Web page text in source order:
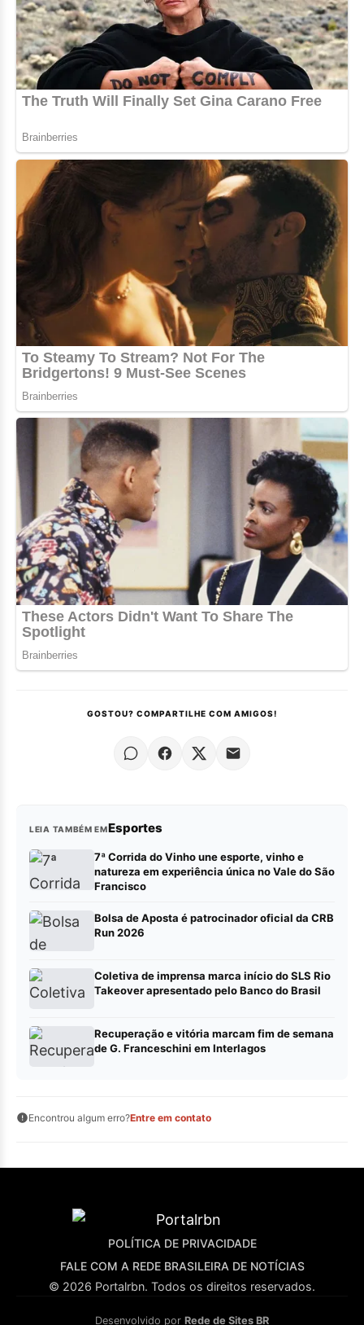
GOSTOU? COMPARTILHE COM AMIGOS!
LEIA TAMBÉM EMEsportes
7ª Corrida do Vinho une esporte, vinho e
natureza em experiência única no Vale do São
Francisco
Bolsa de Aposta é patrocinador oficial da CRB
Run 2026
Coletiva de imprensa marca início do SLS Rio
Takeover apresentado pelo Banco do Brasil
Recuperação e vitória marcam fim de semana
de G. Franceschini em Interlagos
Encontrou algum erro?Entre em contato
POLÍTICA DE PRIVACIDADE
FALE COM A REDE BRASILEIRA DE NOTÍCIAS
© 2026 Portalrbn. Todos os direitos reservados.
Desenvolvido por Rede de Sites BR